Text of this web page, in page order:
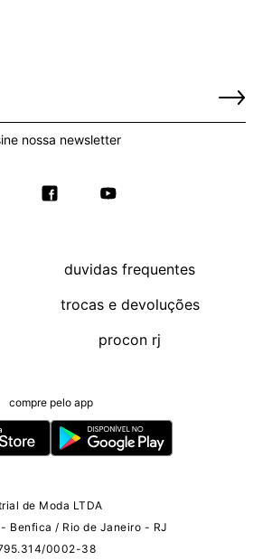
nossa newsletter
duvidas frequentes
trocas e devoluções
procon rj
compre pelo app
de Moda LTDA
Benfica / Rio de Janeiro - RJ
0002-38